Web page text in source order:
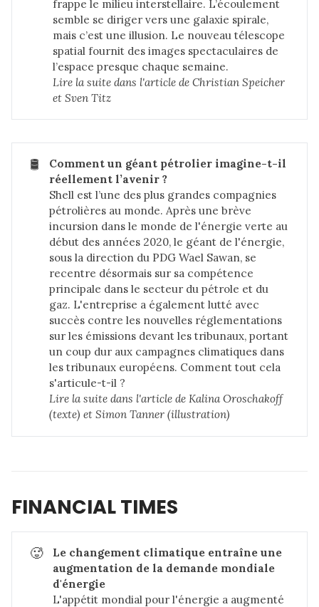
frappe le milieu interstellaire. L’écoulement
semble se diriger vers une galaxie spirale,
mais c’est une illusion. Le nouveau télescope
spatial fournit des images spectaculaires de
l’espace presque chaque semaine.
Lire la suite dans l'article de Christian Speicher
et Sven Titz
🛢️
Comment un géant pétrolier imagine-t-il
réellement l’avenir ?
Shell est l’une des plus grandes compagnies
pétrolières au monde. Après une brève
incursion dans le monde del'énergie verte au
début des années 2020, le géant de l'énergie,
sous la direction du PDG Wael Sawan, se
recentre désormais sur sa compétence
principale dans le secteur du pétrole et du
gaz. L'entreprise a également lutté avec
succès contre les nouvelles réglementations
sur les émissions devant les tribunaux, portant
un coup dur aux campagnes climatiques dans
les tribunaux européens. Comment tout cela
s'articule-t-il ?
Lire la suite dans l'article de Kalina Oroschakoff
(texte) et Simon Tanner (illustration)
FINANCIAL TIMES
🥵
Le changement climatique entraîne une
augmentation de la demande mondiale
d'énergie
L'appétit mondial pour l'énergie a augmenté